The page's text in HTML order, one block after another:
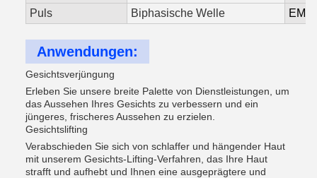
Puls Biphasische Welle
Anwendungen:
Gesichtsverjüngung
Erleben Sie unsere breite Palette von Dienstleistungen, um
das Aussehen Ihres Gesichts zu verbessern und ein
jüngeres, frischeres Aussehen zu erzielen.
Gesichtslifting
Verabschieden Sie sich von schlaffer und hängender Haut
mit unserem Gesichts-Lifting-Verfahren, das Ihre Haut
strafft und aufhebt und Ihnen eine ausgeprägtere und